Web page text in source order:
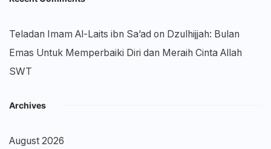
Teladan Imam Al-Laits ibn Sa’ad on Dzulhijjah: Bulan
Emas Untuk Memperbaiki Diri dan Meraih Cinta Allah
SWT
Archives
August 2026